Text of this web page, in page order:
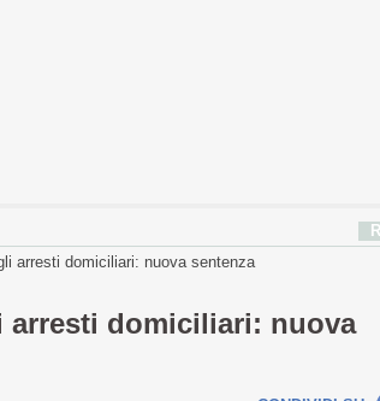
arresti domiciliari: nuova sentenza
arresti domiciliari: nuova